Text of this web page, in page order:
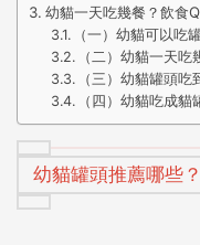
幼貓一天吃幾餐？飲食
（一）幼貓可以吃
（二）幼貓一天吃
（三）幼貓罐頭吃
（四）幼貓吃成貓
幼貓罐頭推薦哪些